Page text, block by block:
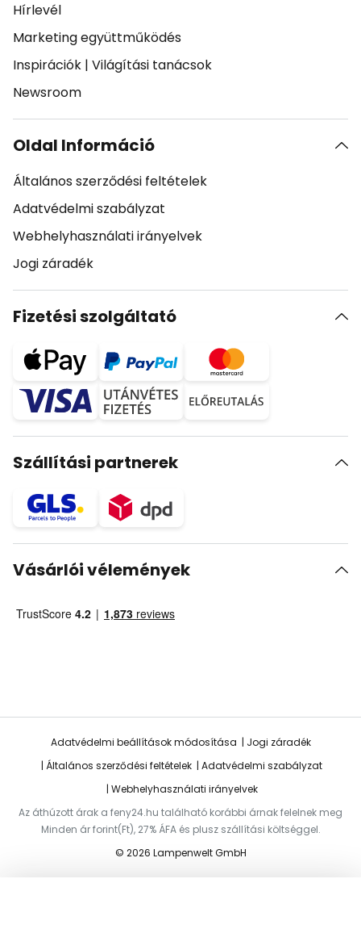
Hírlevél
Marketing együttműködés
Inspirációk | Világítási tanácsok
Newsroom
Oldal Információ
Általános szerződési feltételek
Adatvédelmi szabályzat
Webhelyhasználati irányelvek
Jogi záradék
Fizetési szolgáltató
Szállítási partnerek
Vásárlói vélemények
Adatvédelmi beállítások módosítása
Jogi záradék
Általános szerződési feltételek
Adatvédelmi szabályzat
Webhelyhasználati irányelvek
Az áthúzott árak a feny24.hu található korábbi árnak felelnek meg
Minden ár forint(Ft), 27% ÁFA és plusz szállítási költséggel.
© 2026 Lampenwelt GmbH